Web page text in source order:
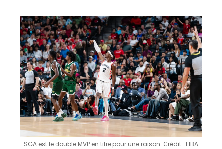
SGA est le double MVP en titre pour une raison. Crédit : FIBA